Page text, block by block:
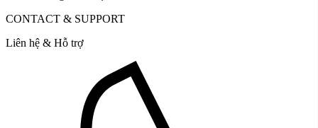
CONTACT & SUPPORT
Liên hệ & Hỗ trợ